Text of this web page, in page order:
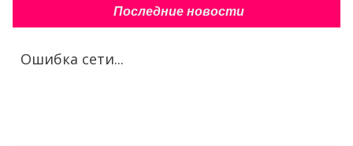
Последние новости
Ошибка сети...